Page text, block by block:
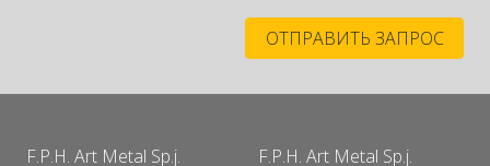
F.P.H. Art Metal Sp.j.
F.P.H. Art Metal Sp.j.